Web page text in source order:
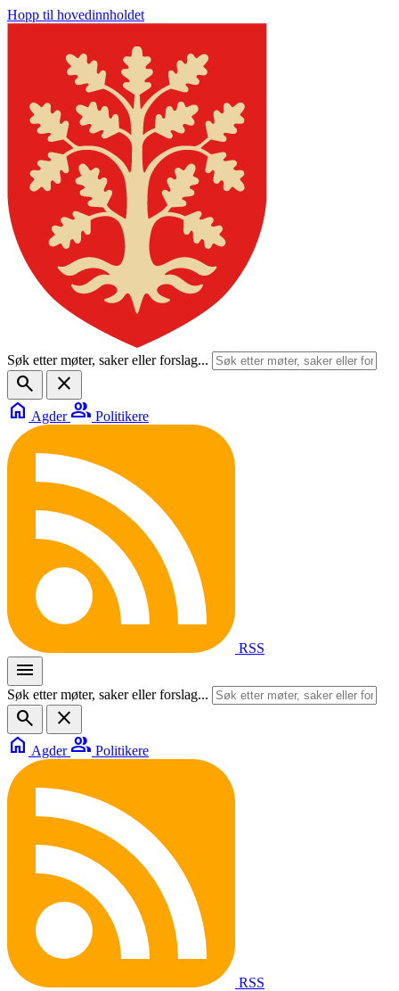
Hopp til hovedinnholdet
Søk etter møter, saker eller forslag...
search
close
home Agder group Politikere
RSS
menu
Søk etter møter, saker eller forslag...
search
close
home Agder group Politikere
RSS